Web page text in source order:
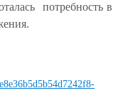
потребность в